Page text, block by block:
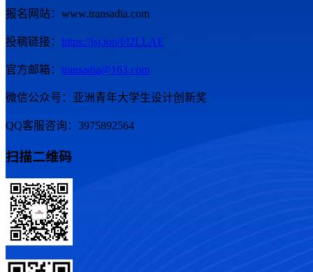
报名网站：www.transadia.com
投稿链接： https://jsj.top/f/l2LLAE
官方邮箱： transadia@163.com
微信公众号：亚洲青年大学生设计创新奖
QQ客服咨询：3975892564
扫描二维码